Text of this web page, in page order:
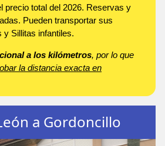
precio total del 2026. Reservas y
Pueden transportar sus
y Sillitas infantiles.
a los kilómetros, por lo que
la distancia exacta en
a Gordoncillo